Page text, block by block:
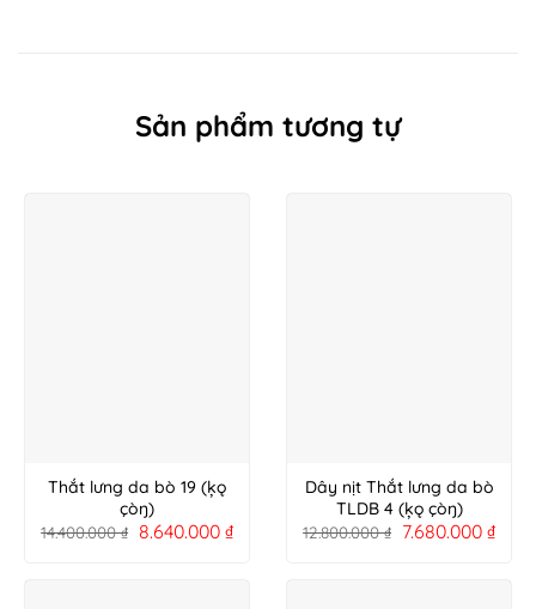
Sản phẩm tương tự
Thắt lưng da bò 19 (ķǫ
çòŋ)
14.400.000₫ 8.640.000 ₫
Dây nịt Thắt lưng da bò
TLDB 4 (ķǫ çòŋ)
12.800.000₫ 7.680.000 ₫